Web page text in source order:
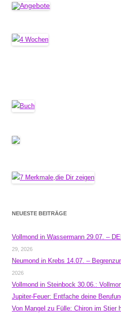
NEUESTE BEITRÄGE
Vollmond in Wassermann 29.07. –
29, 2026
Neumond in Krebs 14.07. –
2026
Vollmond in Steinbock 30.06.:
Jupiter-Feuer: Entfache deine
Von Mangel zu Fülle: Chiron im Stier